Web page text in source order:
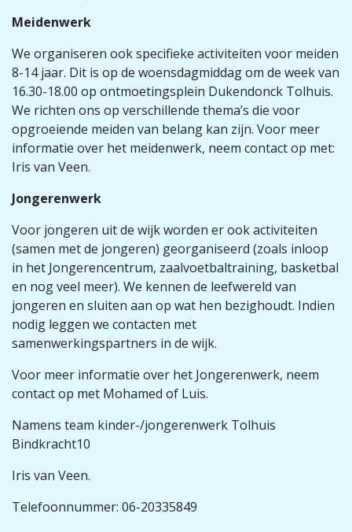
Meidenwerk
We organiseren ook specifieke activiteiten voor meiden
8-14 jaar. Dit is op de woensdagmiddag om de week van
16.30-18.00 op ontmoetingsplein Dukendonck Tolhuis.
We richten ons op verschillende thema’s die voor
opgroeiende meiden van belang kan zijn. Voor meer
informatie over het meidenwerk, neem contact op met:
Iris van Veen.
Jongerenwerk
Voor jongeren uit de wijk worden er ook activiteiten
(samen met de jongeren) georganiseerd (zoals inloop
in het Jongerencentrum, zaalvoetbaltraining, basketbal
en nog veel meer). We kennen de leefwereld van
jongeren en sluiten aan op wat hen bezighoudt. Indien
nodig leggen we contacten met
samenwerkingspartners in de wijk.
Voor meer informatie over het Jongerenwerk, neem
contact op met Mohamed of Luis.
Namens team kinder-/jongerenwerk Tolhuis
Bindkracht10
Iris van Veen.
Telefoonnummer: 06-20335849